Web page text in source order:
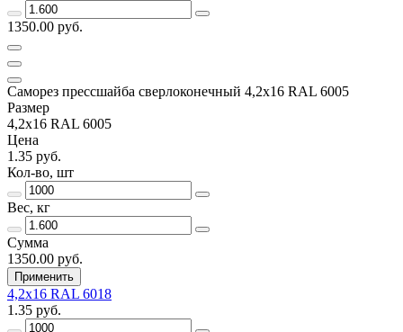
1350.00 руб.
Саморез прессшайба сверлоконечный 4,2х16 RAL 6005
Размер
4,2х16 RAL 6005
Цена
1.35 руб.
Кол-во, шт
Вес, кг
Сумма
1350.00 руб.
Применить
4,2х16 RAL 6018
1.35 руб.